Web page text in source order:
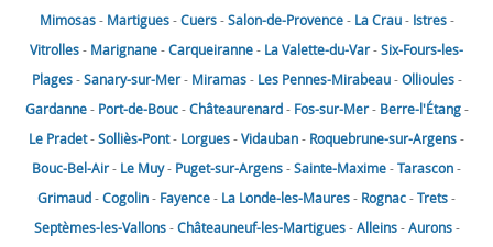
Mimosas- Martigues-Cuers-Salon-de-Provence- La Crau- Istres-
Vitrolles- Marignane-Carqueiranne- La Valette-du-Var-Six-Fours-les-
Plages-Sanary-sur-Mer- Miramas- Les Pennes-Mirabeau-Ollioules-
Gardanne- Port-de-Bouc-Châteaurenard- Fos-sur-Mer- Berre-l'Étang-
Le Pradet-Solliès-Pont- Lorgues-Vidauban- Roquebrune-sur-Argens-
Bouc-Bel-Air- Le Muy- Puget-sur-Argens-Sainte-Maxime-Tarascon-
Grimaud-Cogolin- Fayence- La Londe-les-Maures- Rognac-Trets-
Septèmes-les-Vallons-Châteauneuf-les-Martigues-Alleins-Aurons-